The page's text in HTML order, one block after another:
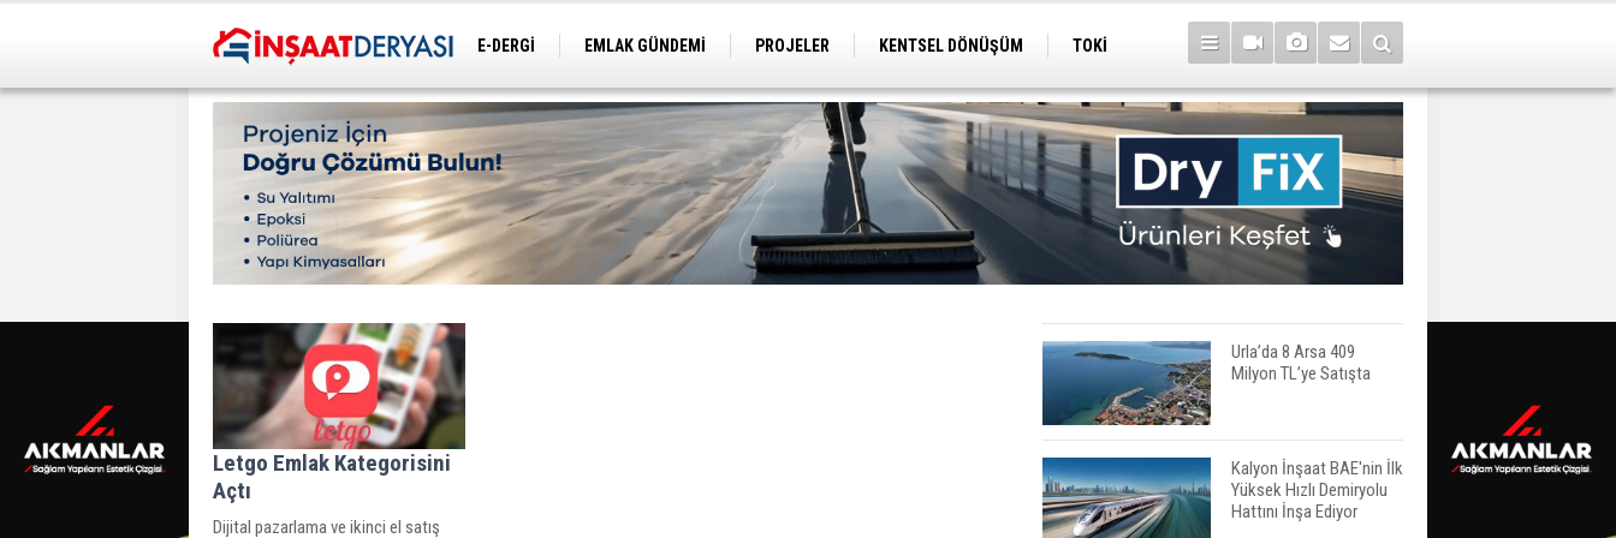
E-DERGİ EMLAK GÜNDEMİ PROJELER KENTSEL DÖNÜŞÜM
TOKİ
Letgo Emlak Kategorisini
Açtı
Dijital pazarlama ve ikinci el satış
Urla’da 8 Arsa 409
Milyon TL’ye Satışta
Kalyon İnşaat BAE'nin İlk
Yüksek Hızlı Demiryolu
Hattını İnşa Ediyor